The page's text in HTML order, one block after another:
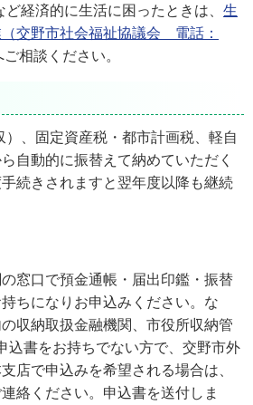
経済的に生活に困ったときは、 生
交野市社会福祉協議会 電話：
ご相談ください。
、固定資産税・都市計画税、軽自
自動的に振替えて納めていただく
続きされますと翌年度以降も継続
窓口で預金通帳・届出印鑑・振替
ちになりお申込みください。な
収納取扱金融機関、市役所収納管
込書をお持ちでない方で、交野市外
店で申込みを希望される場合は、
絡ください。申込書を送付しま